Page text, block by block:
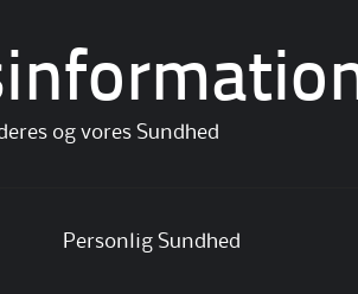
og vores Sundhed
Personlig Sundhed